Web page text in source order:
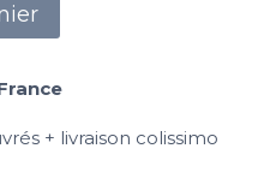
+ livraison colissimo